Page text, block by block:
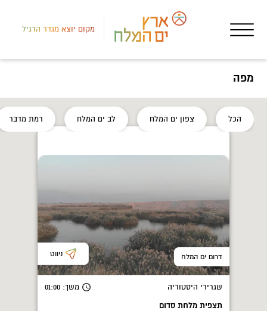
מקום יוצא מגדר הרגיל
מפה
הכל צפון ים המלח לב ים המלח רמת מדבר
דרום ים המלח ניווט
שגרירי היסטוריה משך: 01:00
תצפית מלחת סדום